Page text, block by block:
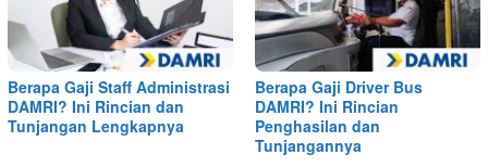
Berapa Gaji Staff Administrasi
DAMRI? Ini Rincian dan
Tunjangan Lengkapnya
Berapa Gaji Driver Bus
DAMRI? Ini Rincian
Penghasilan dan
Tunjangannya